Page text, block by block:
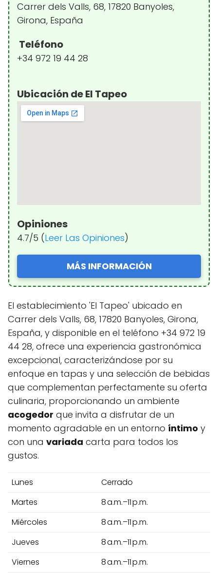
Carrer dels Valls, 68, 17820 Banyoles,
Girona, España
Teléfono
+34 972 19 44 28
Ubicación de El Tapeo
Opiniones
4.7/5 (Leer Las Opiniones)
MÁS INFORMACIÓN
El establecimiento 'El Tapeo' ubicado en
Carrer dels Valls, 68, 17820 Banyoles, Girona,
España, y disponible en el teléfono +34 972 19
44 28, ofrece una experiencia gastronómica
excepcional, caracterizándose por su
enfoque en tapas y una selección de bebidas
que complementan perfectamente su oferta
culinaria, proporcionando un ambiente
acogedor que invita a disfrutar de un
momento agradable en un entorno íntimo y
con una variada carta para todos los
gustos.
Lunes
Cerrado
Martes
8 a.m.–11 p.m.
Miércoles
8 a.m.–11 p.m.
Jueves
8 a.m.–11 p.m.
Viernes
8 a.m.–11 p.m.